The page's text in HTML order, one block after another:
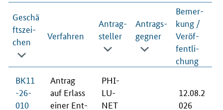
Geschä
fts­zei­
chen
Ver­fah­ren
An­trag­
stel­ler
An­trags­
geg­ner
Be­mer­
kung /
Ver­öf­
fent­li­
chung
BK11
-26-
010
An­trag
auf Er­lass
ei­ner Ent­
PHI­
LU­
NET
12.08.2
026